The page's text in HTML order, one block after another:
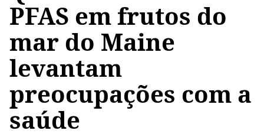
PFAS em frutos do
mar do Maine
levantam
preocupações com a
saúde